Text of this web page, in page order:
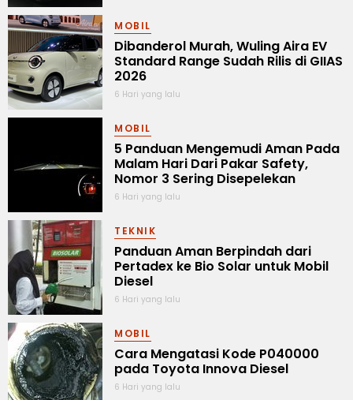
MOBIL
Dibanderol Murah, Wuling Aira EV
Standard Range Sudah Rilis di GIIAS
2026
6 Hari yang lalu
MOBIL
5 Panduan Mengemudi Aman Pada
Malam Hari Dari Pakar Safety,
Nomor 3 Sering Disepelekan
6 Hari yang lalu
TEKNIK
Panduan Aman Berpindah dari
Pertadex ke Bio Solar untuk Mobil
Diesel
6 Hari yang lalu
MOBIL
Cara Mengatasi Kode P040000
pada Toyota Innova Diesel
6 Hari yang lalu